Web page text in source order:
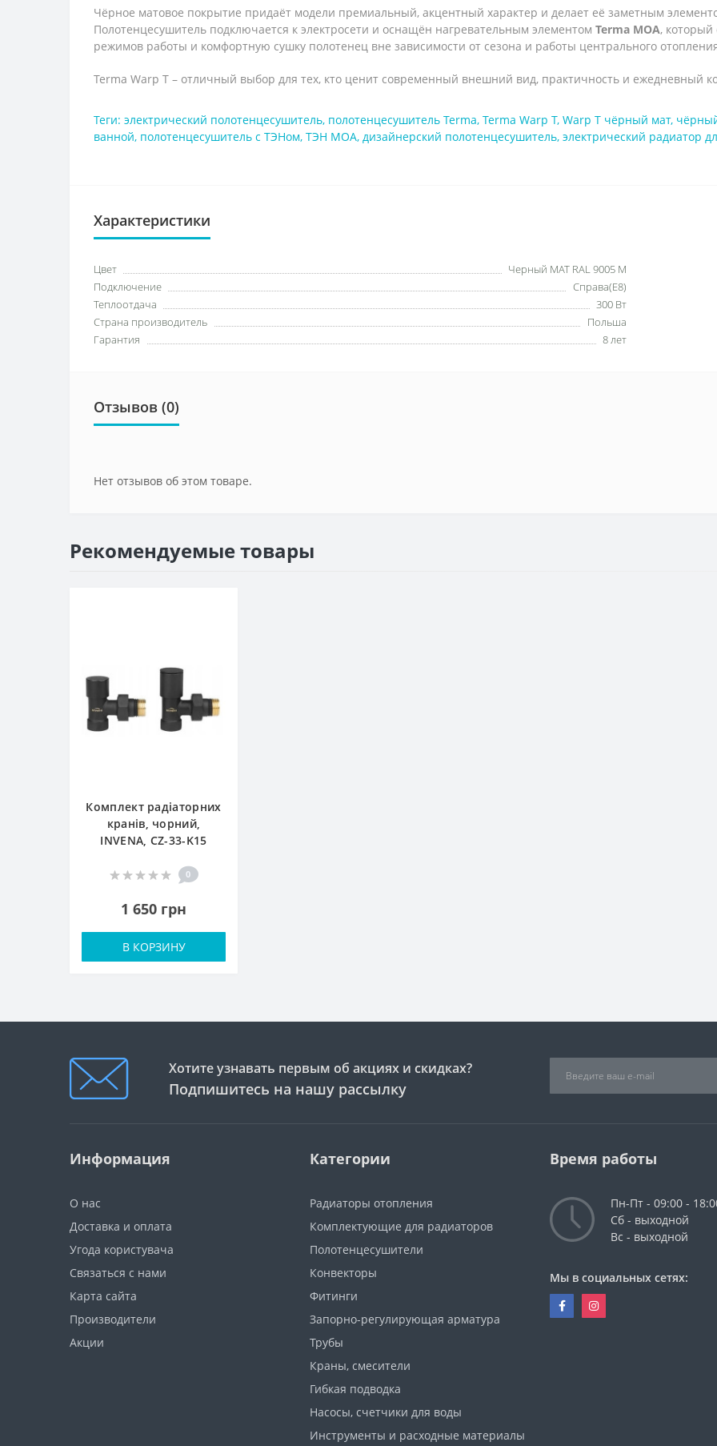
Чёрное матовое покрытие придаёт модели премиальный, акцентный характер и делает её заметным
Полотенцесушитель подключается к электросети и оснащён нагревательным элементом Terma MOA, который
режимов работы и комфортную сушку полотенец вне зависимости от сезона и работы центрального
Terma Warp T – отличный выбор для тех, кто ценит современный внешний вид, практичность и ежедневный
Теги: электрический полотенцесушитель, полотенцесушитель Terma, Terma Warp T, Warp T чёрный мат,
ванной, полотенцесушитель с ТЭНом, ТЭН MOA, дизайнерский полотенцесушитель, электрический радиатор
Характеристики
Цвет
Черный МАТ RAL 9005 M
Подключение
Справа(Е8)
Теплоотдача
300 Вт
Страна производитель
Польша
Гарантия
8 лет
Отзывов (0)
Нет отзывов об этом товаре.
Рекомендуемые товары
Комплект радіаторних
кранів, чорний,
INVЕNA, CZ-33-K15
0
1 650 грн
В КОРЗИНУ
Хотите узнавать первым об акциях и скидках?
Подпишитесь на нашу рассылку
Информация
О нас
Доставка и оплата
Угода користувача
Связаться с нами
Карта сайта
Производители
Акции
Категории
Радиаторы отопления
Комплектующие для радиаторов
Полотенцесушители
Конвекторы
Фитинги
Запорно-регулирующая арматура
Трубы
Краны, смесители
Гибкая подводка
Насосы, счетчики для воды
Инструменты и расходные материалы
Время работы
Пн-Пт - 09:00 -
Сб - выходной
Вс - выходной
Мы в социальных сетях: